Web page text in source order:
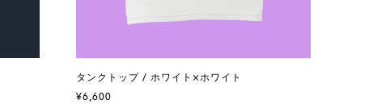
タンクトップ / ホワイト×ホワイト
¥6,600